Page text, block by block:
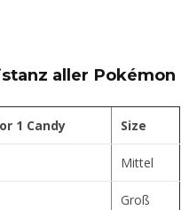
aller Pokémon
1 Candy Size
Mittel
Groß